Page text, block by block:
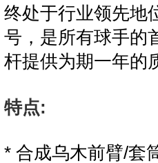
终处于行业领先地
号，是所有球手的
杆提供为期一年的
特点:
* 合成乌木前臂/套